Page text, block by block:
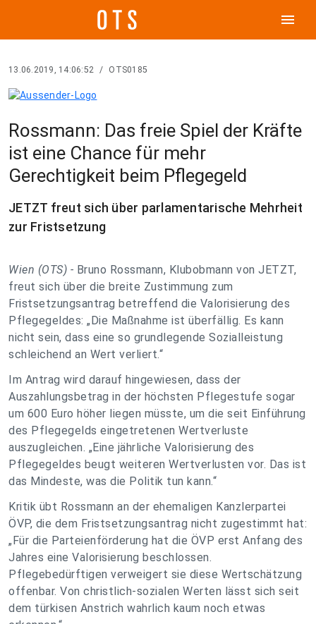
menu
13.06.2019, 14:06:52 / OTS0185
Rossmann: Das freie Spiel der Kräfte
ist eine Chance für mehr
Gerechtigkeit beim Pflegegeld
JETZT freut sich über parlamentarische Mehrheit
zur Fristsetzung
Wien (OTS) - Bruno Rossmann, Klubobmann von JETZT,
freut sich über die breite Zustimmung zum
Fristsetzungsantrag betreffend die Valorisierung des
Pflegegeldes: „Die Maßnahme ist überfällig. Es kann
nicht sein, dass eine so grundlegende Sozialleistung
schleichend an Wert verliert.“
Im Antrag wird darauf hingewiesen, dass der
Auszahlungsbetrag in der höchsten Pflegestufe sogar
um 600 Euro höher liegen müsste, um die seit Einführung
des Pflegegelds eingetretenen Wertverluste
auszugleichen. „Eine jährliche Valorisierung des
Pflegegeldes beugt weiteren Wertverlusten vor. Das ist
das Mindeste, was die Politik tun kann.“
Kritik übt Rossmann an der ehemaligen Kanzlerpartei
ÖVP, die dem Fristsetzungsantrag nicht zugestimmt hat:
„Für die Parteienförderung hat die ÖVP erst Anfang des
Jahres eine Valorisierung beschlossen.
Pflegebedürftigen verweigert sie diese Wertschätzung
offenbar. Von christlich-sozialen Werten lässt sich seit
dem türkisen Anstrich wahrlich kaum noch etwas